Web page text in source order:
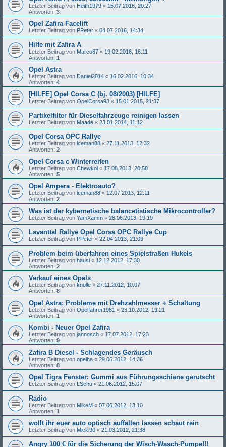
Letzter Beitrag von Heith1979 « 15.07.2016, 20:27
Antworten: 3
Opel Zafira Facelift
Letzter Beitrag von PPeter « 04.07.2016, 14:34
Hilfe mit Zafira A
Letzter Beitrag von Marco87 « 19.02.2016, 16:11
Antworten: 1
Opel Astra
Letzter Beitrag von Daniel2014 « 16.02.2016, 10:34
Antworten: 4
[HILFE] Opel Corsa C (bj. 08/2003) [HILFE]
Letzter Beitrag von OpelCorsa93 « 15.01.2015, 21:37
Partikelfilter für Dieselfahrzeuge reinigen lassen
Letzter Beitrag von Maade « 23.01.2014, 11:12
Opel Corsa OPC Rallye
Letzter Beitrag von iceman88 « 27.11.2013, 12:32
Antworten: 2
Opel Corsa c Winterreifen
Letzter Beitrag von Chewkol « 17.08.2013, 20:58
Antworten: 5
Opel Ampera - Elektroauto?
Letzter Beitrag von iceman88 « 12.07.2013, 12:11
Antworten: 2
Was ist der kybernetische balancetistische Mikrocontroller?
Letzter Beitrag von YamXamm « 28.06.2013, 19:19
Lavanttal Rallye Opel Corsa OPC Rallye Cup
Letzter Beitrag von PPeter « 22.04.2013, 21:09
Problem beim überfahren eines Spielstraßen Hukels
Letzter Beitrag von hausi « 12.12.2012, 17:30
Antworten: 2
Verkauf eines Opels
Letzter Beitrag von knolle « 27.11.2012, 10:07
Antworten: 8
Opel Astra; Probleme mit Drehzahlmesser + Schaltung
Letzter Beitrag von Opelfahrer1981 « 23.10.2012, 19:21
Antworten: 1
Kombi - Neuer Opel Zafira
Letzter Beitrag von jannosch « 17.07.2012, 17:23
Antworten: 9
Zafira B Diesel - Schlagendes Geräusch
Letzter Beitrag von opelha « 29.06.2012, 14:36
Antworten: 8
Opel Tigra Fenster: Gummi aus Führungsschiene gerutscht
Letzter Beitrag von LSchu « 21.06.2012, 15:07
Radio
Letzter Beitrag von MikeM « 07.06.2012, 13:10
Antworten: 1
wollt ihr euer auto optisch auffallen lassen schaut rein
Letzter Beitrag von Micki90 « 21.03.2012, 21:38
Angry 100 € für die Sicherung der Wisch-Wasch-Pumpe!!!